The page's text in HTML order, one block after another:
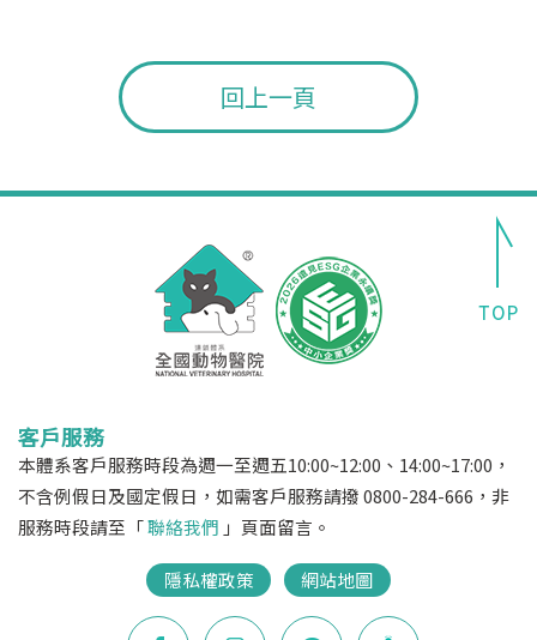
回上一頁
客戶服務
本體系客戶服務時段為週一至週五10:00~12:00、14:00~17:00，
不含例假日及國定假日，如需客戶服務請撥 0800-284-666，非
服務時段請至「聯絡我們 」頁面留言。
隱私權政策 網站地圖